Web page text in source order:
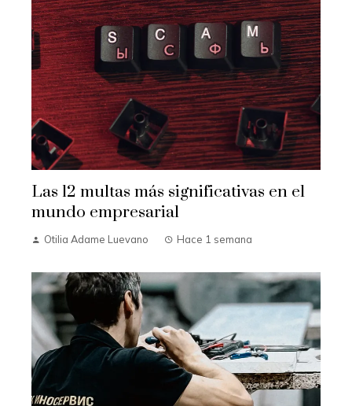
Las 12 multas más significativas en el
mundo empresarial
Otilia Adame Luevano Hace 1 semana